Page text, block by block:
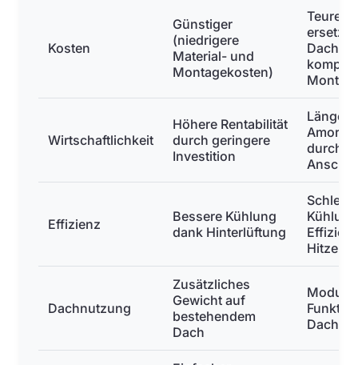
Kosten
Günstiger
(niedrigere
Material- und
Montagekosten)
Teurer
Wirtschaftlichkeit
Höhere Rentabilität
durch geringere
Investition
Längere
durch
Effizienz
Bessere Kühlung
dank Hinterlüftung
Hitze
Dachnutzung
Zusätzliches
Gewicht auf
bestehendem
Dach
Module